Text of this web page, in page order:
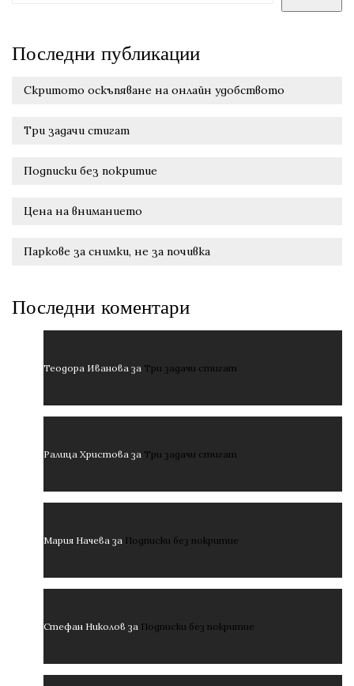
Последни публикации
Скритото оскъпяване на онлайн удобството
Три задачи стигат
Подписки без покритие
Цена на вниманието
Паркове за снимки, не за почивка
Последни коментари
Теодора Иванова за Три задачи стигат
Ралица Христова за Три задачи стигат
Мария Начева за Подписки без покритие
Стефан Николов за Подписки без покритие